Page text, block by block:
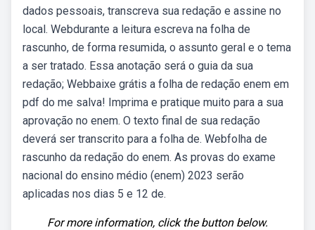
dados pessoais, transcreva sua redação e assine no
local. Webdurante a leitura escreva na folha de
rascunho, de forma resumida, o assunto geral e o tema
a ser tratado. Essa anotação será o guia da sua
redação; Webbaixe grátis a folha de redação enem em
pdf do me salva! Imprima e pratique muito para a sua
aprovação no enem. O texto final de sua redação
deverá ser transcrito para a folha de. Webfolha de
rascunho da redação do enem. As provas do exame
nacional do ensino médio (enem) 2023 serão
aplicadas nos dias 5 e 12 de.
For more information, click the button below.